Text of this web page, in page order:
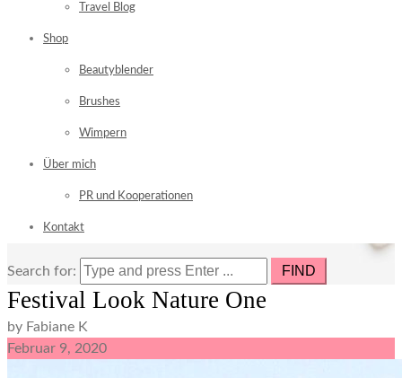
Travel Blog
Shop
Beautyblender
Brushes
Wimpern
Über mich
PR und Kooperationen
Kontakt
Search for:
Festival Look Nature One
by Fabiane K
Februar 9, 2020